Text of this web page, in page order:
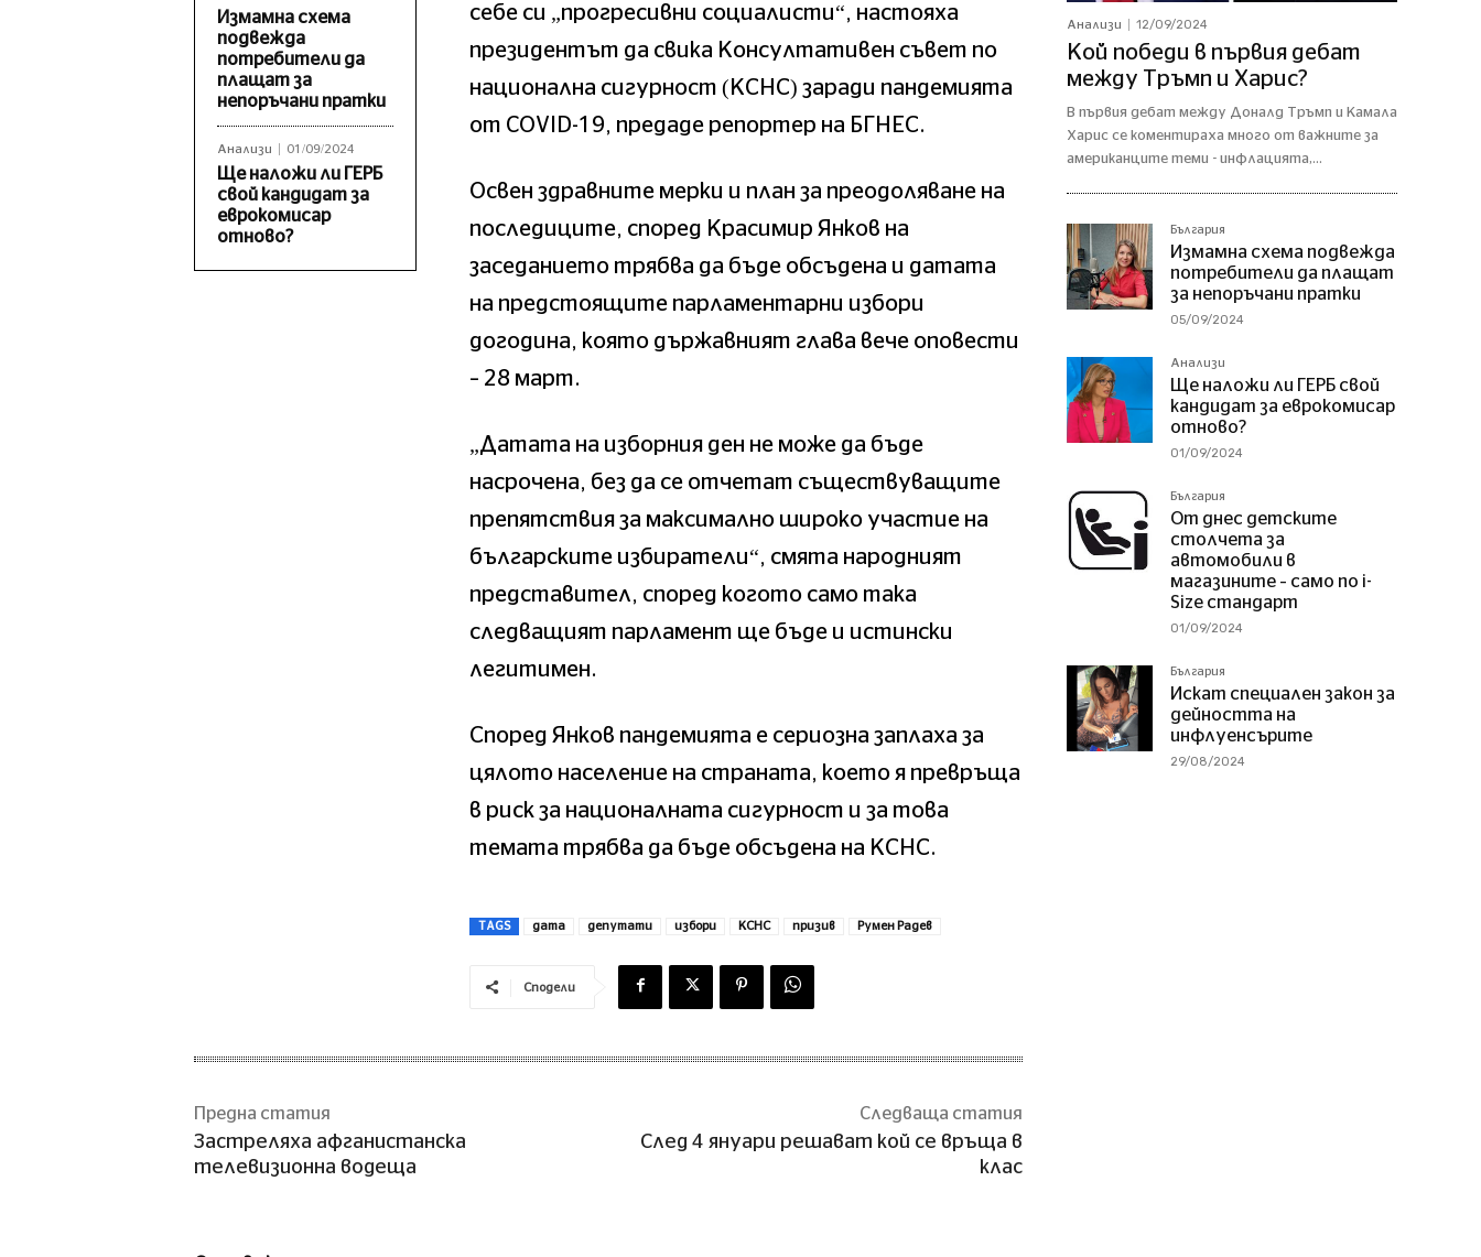
Измамна схема
подвежда
потребители да
плащат за
непоръчани пратки
Анализи 01/09/2024
Ще наложи ли ГЕРБ
свой кандидат за
еврокомисар
отново?
себе си „прогресивни социалисти“, настояха
президентът да свика Консултативен съвет по
национална сигурност (КСНС) заради пандемията
от COVID-19, предаде репортер на БГНЕС.
Освен здравните мерки и план за преодоляване на
последиците, според Красимир Янков на
заседанието трябва да бъде обсъдена и датата
на предстоящите парламентарни избори
догодина, която държавният глава вече оповести
– 28 март.
„Датата на изборния ден не може да бъде
насрочена, без да се отчетат съществуващите
препятствия за максимално широко участие на
българските избиратели“, смята народният
представител, според когото само така
следващият парламент ще бъде и истински
легитимен.
Според Янков пандемията е сериозна заплаха за
цялото население на страната, което я превръща
в риск за националната сигурност и за това
темата трябва да бъде обсъдена на КСНС.
TAGS дата депутати избори КСНС призив Румен Радев
Сподели
Предна статия
Застреляха афганистанска
телевизионна водеща
Следваща статия
След 4 януари решават кой се връща в
клас
Анализи 12/09/2024
Кой победи в първия дебат
между Тръмп и Харис?
В първия дебат между Доналд Тръмп и Камала
Харис се коментираха много от важните за
американците теми - инфлацията,...
България
Измамна схема подвежда
потребители да плащат
за непоръчани пратки
05/09/2024
Анализи
Ще наложи ли ГЕРБ свой
кандидат за еврокомисар
отново?
01/09/2024
България
От днес детските
столчета за
автомобили в
магазините – само по i-
Size стандарт
01/09/2024
България
Искат специален закон за
дейността на
инфлуенсърите
29/08/2024